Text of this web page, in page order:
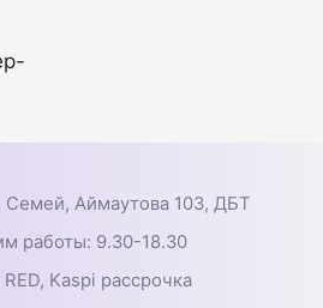
Семей, Аймаутова 103, ДБТ
работы: 9.30-18.30
Kaspi рассрочка